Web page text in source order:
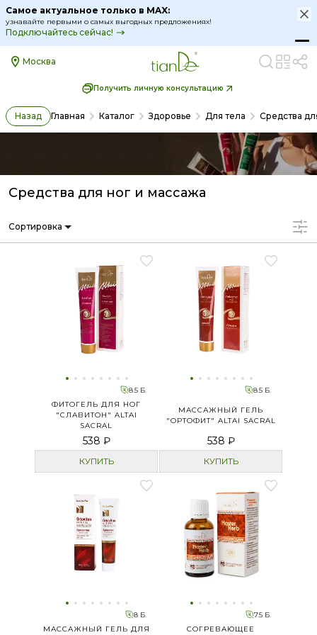
Самое актуальное только в MAX:
узнавайте первыми о самых выгодных предложениях!
Подключайтесь сейчас!
Москва
Получить личную консультацию
Назад Главная Каталог Здоровье Для тела Средства
Средства для ног и массажа
Сортировка
8.5 Б.
ФИТОГЕЛЬ ДЛЯ НОГ
"СЛАВИТОН" ALTAI
SACRAL
538 ₽
КУПИТЬ
8.5 Б.
МАССАЖНЫЙ ГЕЛЬ
"ОРТОФИТ" ALTAI SACRAL
538 ₽
КУПИТЬ
8 Б.
МАССАЖНЫЙ ГЕЛЬ ДЛЯ
7.5 Б.
СОГРЕВАЮЩЕЕ